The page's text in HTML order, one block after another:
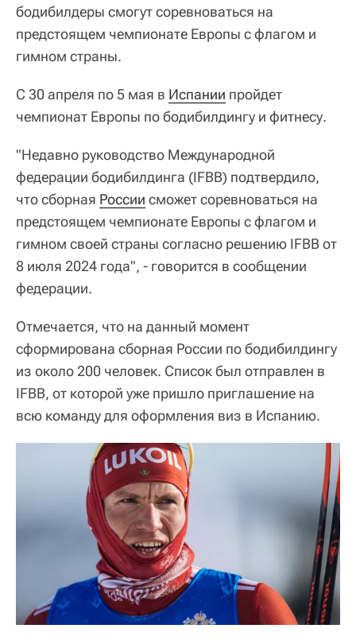
бодибилдеры смогут соревноваться на
предстоящем чемпионате Европы с флагом и
гимном страны.
С 30 апреля по 5 мая в Испании пройдет
чемпионат Европы по бодибилдингу и фитнесу.
"Недавно руководство Международной
федерации бодибилдинга (IFBB) подтвердило,
что сборная России сможет соревноваться на
предстоящем чемпионате Европы с флагом и
гимном своей страны согласно решению IFBB от
8 июля 2024 года", - говорится в сообщении
федерации.
Отмечается, что на данный момент
сформирована сборная России по бодибилдингу
из около 200 человек. Список был отправлен в
IFBB, от которой уже пришло приглашение на
всю команду для оформления виз в Испанию.